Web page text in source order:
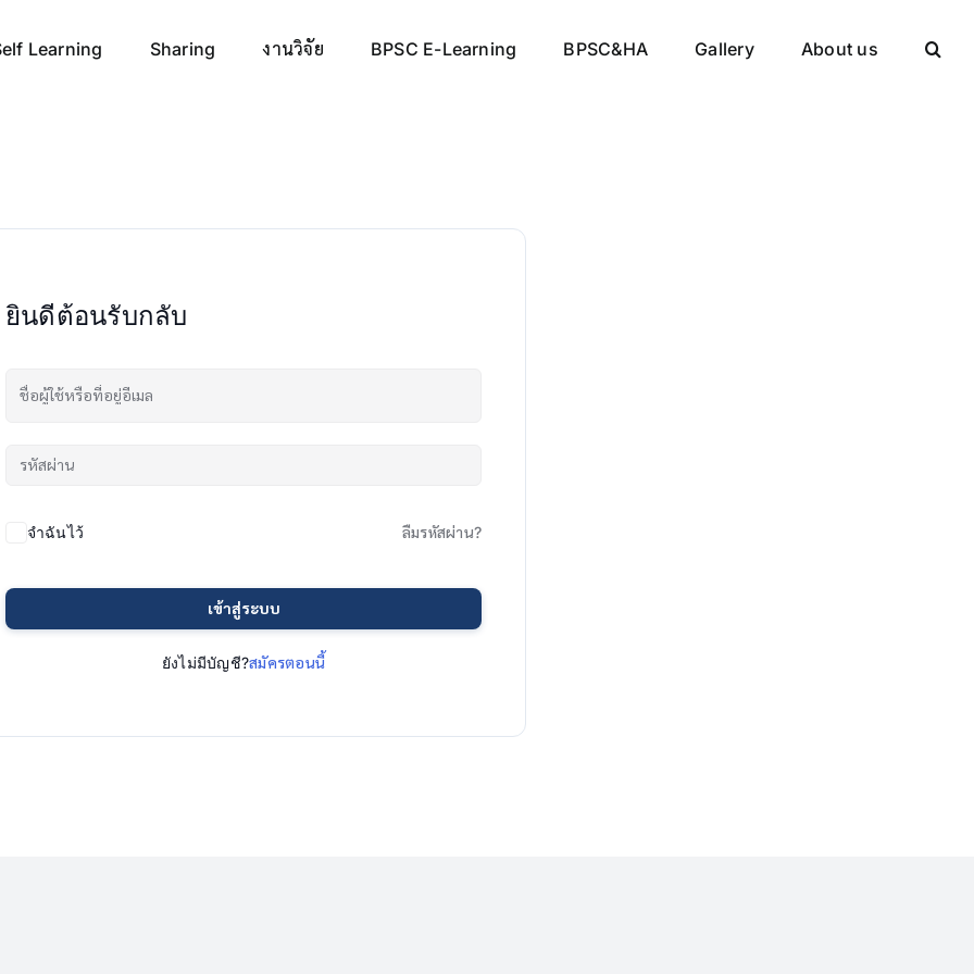
Learning Sharing งานวิจัย BPSC E-Learning BPSC&HA Gallery About us
ยินดีต้อนรับกลับ
จำฉันไว้ ลืมรหัสผ่าน?
เข้าสู่ระบบ
ยังไม่มีบัญชี?สมัครตอนนี้